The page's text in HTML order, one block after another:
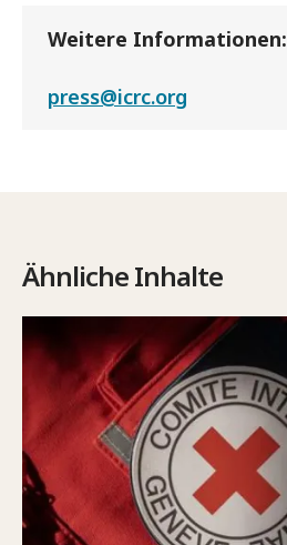
Weitere Informationen:
press@icrc.org
Ähnliche Inhalte